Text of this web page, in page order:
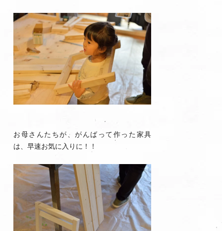
お母さんたちが、がんばって作った家具
は、早速お気に入りに！！